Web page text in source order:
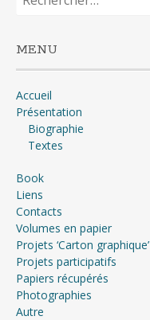
MENU
Accueil
Présentation
Biographie
Textes
Book
Liens
Contacts
Volumes en papier
Projets ‘Carton graphique’
Projets participatifs
Papiers récupérés
Photographies
Autre